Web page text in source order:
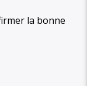
la bonne